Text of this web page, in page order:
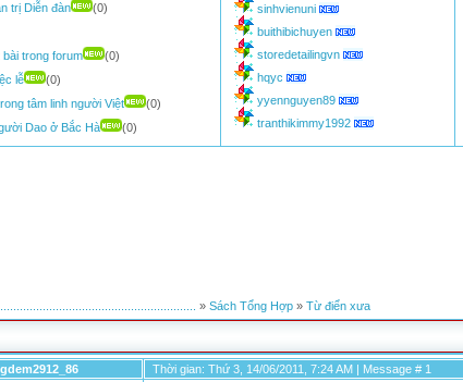
trị Diễn đàn
(0)
trong forum
(0)
lễ
(0)
tâm linh người Việt
(0)
Dao ở Bắc Hà
(0)
sinhvienuni
buithibichuyen
storedetailingvn
hqyc
yyennguyen89
tranthikimmy1992
» Sách Tổng Hợp » Từ điển xưa
Thời gian: Thứ 3, 14/06/2011, 7:24 AM | Message # 1